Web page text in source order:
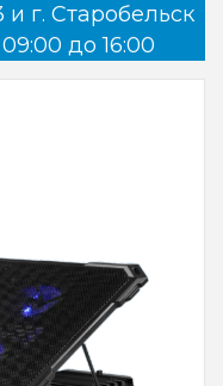
и г. Старобельск
до 16:00